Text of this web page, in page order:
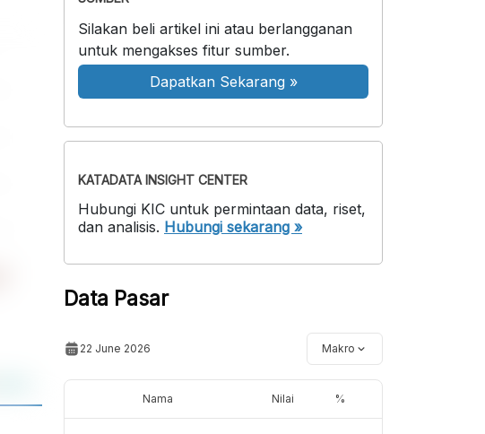
Silakan beli artikel ini atau berlangganan
untuk mengakses fitur sumber.
Dapatkan Sekarang »
KATADATA INSIGHT CENTER
Hubungi KIC untuk permintaan data, riset,
dan analisis. Hubungi sekarang »
Data Pasar
22 June 2026 Makro
Nama Nilai %